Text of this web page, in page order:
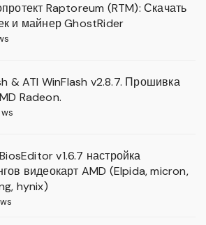
Raptoreum (RTM): Скачать
и майнер GhostRider
& ATI WinFlash v2.8.7. Прошивка
Radeon.
v1.6.7 настройка
видеокарт AMD (Elpida, micron,
hynix)